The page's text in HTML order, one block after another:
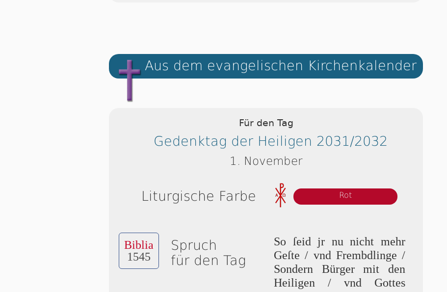
Aus dem evangelischen Kirchenkalender
Für den Tag
Gedenktag der Heiligen 2031/2032
1. November
Liturgische Farbe Rot
Biblia
1545
Spruch
für den Tag
So ſeid jr nu nicht mehr
Geſte / vnd Frembdlinge /
Son­dern Bürger mit den
Heiligen / vnd Got­tes